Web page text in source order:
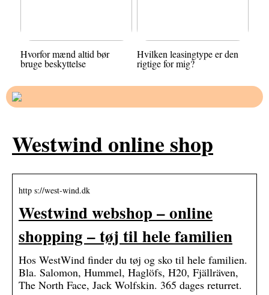
Hvorfor mænd altid bør
bruge beskyttelse
Hvilken leasingtype er den
rigtige for mig?
Westwind online shop
http s://west-wind.dk
Westwind webshop – online
shopping – tøj til hele familien
Hos WestWind finder du tøj og sko til hele familien.
Bla. Salomon, Hummel, Haglöfs, H20, Fjällräven,
The North Face, Jack Wolfskin. 365 dages returret.